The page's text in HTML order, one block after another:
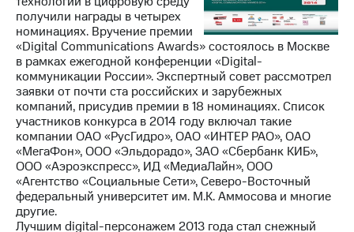
получили награды в четырех
номинациях. Вручение премии
«Digital Communications Awards» состоялось в Москве
в рамках ежегодной конференции «Digital-
коммуникации России». Экспертный совет рассмотрел
заявки от почти ста российских и зарубежных
компаний, присудив премии в 18 номинациях. Список
участников конкурса в 2014 году включал такие
компании ОАО «РусГидро», ОАО «ИНТЕР РАО», ОАО
«МегаФон», ООО «Эльдорадо», ЗАО «Сбербанк КИБ»,
ООО «Аэроэкспресс», ИД «МедиаЛайн», ООО
«Агентство «Социальные Сети», Северо-Восточный
федеральный университет им. М.К. Аммосова и многие
другие.
Лучшим digital-персонажем 2013 года стал снежный